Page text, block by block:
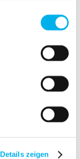
Details zeigen